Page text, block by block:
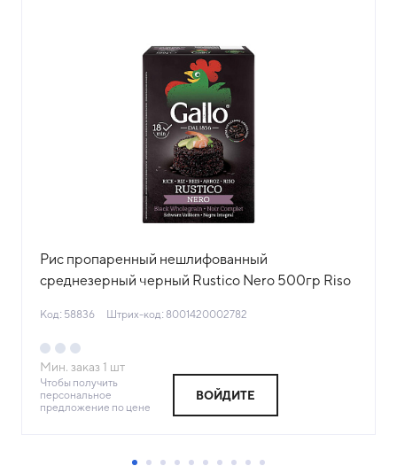
Рис пропаренный нешлифованный
среднезерный черный Rustico Nero 500гр Riso
Код: 58836 Штрих-код: 8001420002782
Мин. заказ 1 шт
Чтобы получить
персональное
предложение по цене
ВОЙДИТЕ